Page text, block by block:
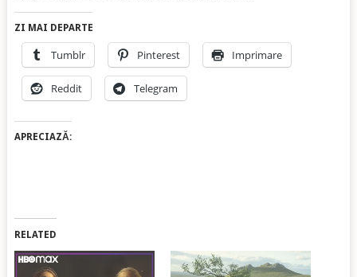
ZI MAI DEPARTE
Tumblr Pinterest Imprimare
Reddit Telegram
APRECIAZĂ:
RELATED